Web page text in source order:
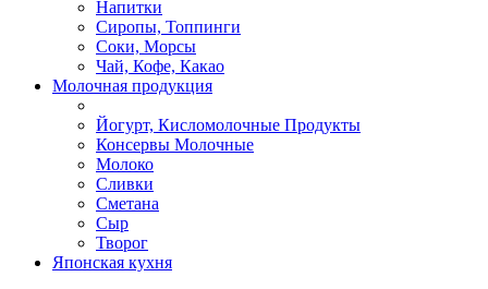
Напитки
Сиропы, Топпинги
Соки, Морсы
Чай, Кофе, Какао
Молочная продукция
Йогурт, Кисломолочные Продукты
Консервы Молочные
Молоко
Сливки
Сметана
Сыр
Творог
Японская кухня